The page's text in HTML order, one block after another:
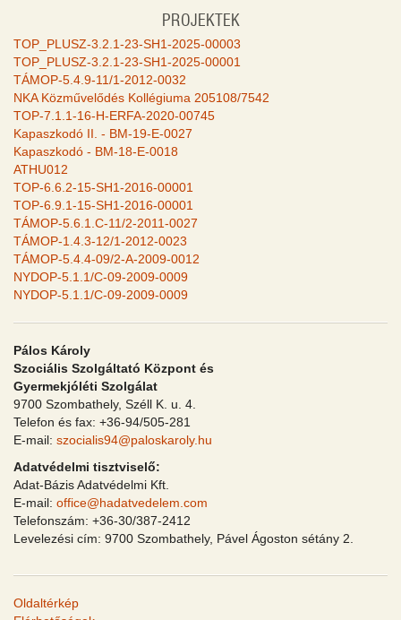
PROJEKTEK
TOP_PLUSZ-3.2.1-23-SH1-2025-00003
TOP_PLUSZ-3.2.1-23-SH1-2025-00001
TÁMOP-5.4.9-11/1-2012-0032
NKA Közművelődés Kollégiuma 205108/7542
TOP-7.1.1-16-H-ERFA-2020-00745
Kapaszkodó II. - BM-19-E-0027
Kapaszkodó - BM-18-E-0018
ATHU012
TOP-6.6.2-15-SH1-2016-00001
TOP-6.9.1-15-SH1-2016-00001
TÁMOP-5.6.1.C-11/2-2011-0027
TÁMOP-1.4.3-12/1-2012-0023
TÁMOP-5.4.4-09/2-A-2009-0012
NYDOP-5.1.1/C-09-2009-0009
NYDOP-5.1.1/C-09-2009-0009
Pálos Károly
Szociális Szolgáltató Központ és
Gyermekjóléti Szolgálat
9700 Szombathely, Széll K. u. 4.
Telefon és fax: +36-94/505-281
E-mail: szocialis94@paloskaroly.hu
Adatvédelmi tisztviselő:
Adat-Bázis Adatvédelmi Kft.
E-mail: office@hadatvedelem.com
Telefonszám: +36-30/387-2412
Levelezési cím: 9700 Szombathely, Pável Ágoston sétány 2.
Oldaltérkép